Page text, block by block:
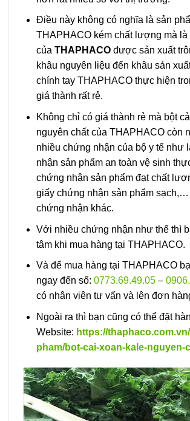
Điều này không có nghĩa là sản
THAPHACO kém chất lượng mà là
của THAPHACOđược sản xuất
khâu nguyên liệu đến khâu sản
chính tay THAPHACO thực hiện
giá thành rất rẻ.
Không chỉ có giá thành rẻ mà bột
nguyên chất của THAPHACO còn
nhiều chứng nhận của bộ y tế như
nhận sản phẩm an toàn vệ sinh
chứng nhận sản phẩm đạt chất
giấy chứng nhận sản phẩm
chứng nhận khác.
Với nhiều chứng nhận như thế thì
tâm khi mua hàng tại THAPHACO.
Và để mua hàng tại THAPHACO
ngay đến số: 0773.69.49.05–
có nhân viên tư vấn và lên đơn
Ngoài ra thì bạn cũng có thể đặt
Website: https://
pham/bot-cai-xoan-kale-nguyen-